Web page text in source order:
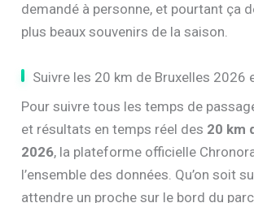
demandé à personne, et pourtant ça
plus beaux souvenirs de la saison.
Suivre les 20 km de Bruxelles 2026
Pour suivre tous les temps de
et résultats en temps réel des 20 km
2026, la plateforme officielle
l’ensemble des données. Qu’on soit
attendre un proche sur le bord du